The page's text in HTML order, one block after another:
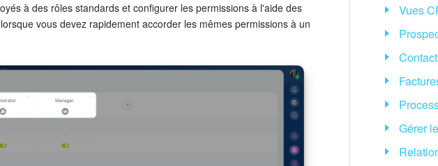
à des rôles standards et configurer les permissions à l'aide des
vous devez rapidement accorder les mêmes permissions à un
Vues
Gérer